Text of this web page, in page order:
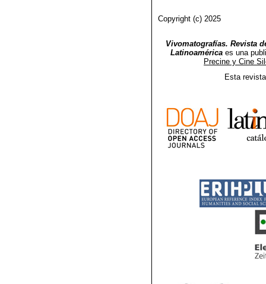
Copyright (c) 2025
Vivomatografías. Revista
Latinoamérica es una
Precine y Cine
Esta